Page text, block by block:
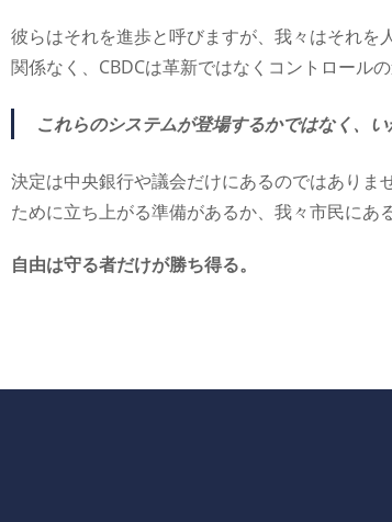
彼らはそれを進歩と呼びますが、我々はそれ
関係なく、CBDCは革新ではなくコントロール
これらのシステムが登場するかではなく、い
決定は中央銀行や議会だけにあるのではあり
ために立ち上がる準備があるか、我々市民にあ
自由は守る者だけが勝ち得る。